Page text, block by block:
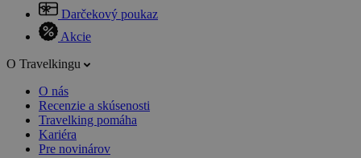
Darčekový poukaz
Akcie
O Travelkingu
O nás
Recenzie a skúsenosti
Travelking pomáha
Kariéra
Pre novinárov